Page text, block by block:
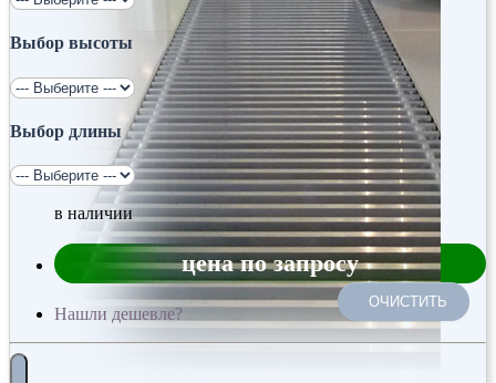
Выбор высоты
Выбор длины
в наличии
цена по запросу
Нашли дешевле?
ОЧИСТИТЬ